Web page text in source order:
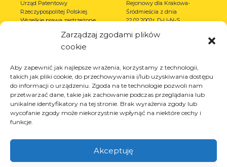
Zarządzaj zgodami plików
cookie
Aby zapewnić jak najlepsze wrażenia, korzystamy z technologii,
takich jak pliki cookie, do przechowywania i/lub uzyskiwania dostępu
do informacji o urządzeniu. Zgoda na te technologie pozwoli nam
przetwarzać dane, takie jak zachowanie podczas przeglądania lub
unikalne identyfikatory na tej stronie. Brak wyrażenia zgody lub
wycofanie zgody może niekorzystnie wpłynąć na niektóre cechy i
funkcje.
Akceptuję
Urząd Patentowy
Rzeczypospolitej Polskiej.
Wszelkie prawa zastrzeżone.
Rejonowy dla Krakowa-
Śródmieścia z dnia
22.02.2002r. D-U-N-S